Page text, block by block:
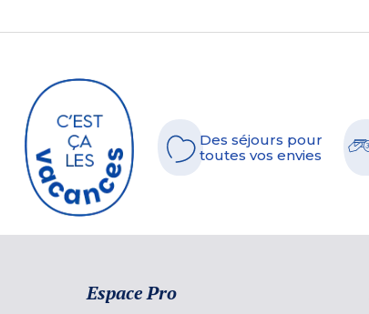
Des séjours pour
toutes vos envies
Espace Pro